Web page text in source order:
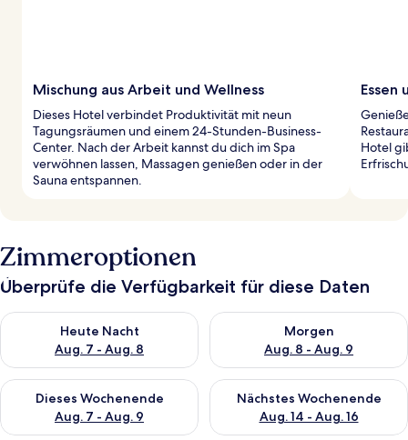
Mischung aus Arbeit und Wellness
Dieses Hotel verbindet Produktivität mit neun
Tagungsräumen und einem 24-Stunden-Business-
Center. Nach der Arbeit kannst du dich im Spa
verwöhnen lassen, Massagen genießen oder in der
Sauna entspannen.
Essen
Hotel
Zimmeroptionen
Überprüfe die Verfügbarkeit für diese Daten
Heute Nacht
Aug. 7 - Aug. 8
Überprüfe die Verfügbarkeit für heute Nacht, Aug. 7 - Aug. 8.
Morgen
Aug. 8 - Aug. 9
Überprüfe die Verfügbarkeit
Dieses Wochenende
Aug. 7 - Aug. 9
Überprüfe die Verfügbarkeit für dieses Wochenende, Aug. 7
Nächstes Wochenende
Aug. 14 - Aug. 16
Überprüfe die Verfügbarkeit